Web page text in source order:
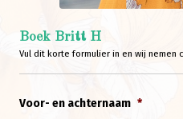
Boek Britt H
Vul dit korte formulier in en wij nemen
Voor- en achternaam *